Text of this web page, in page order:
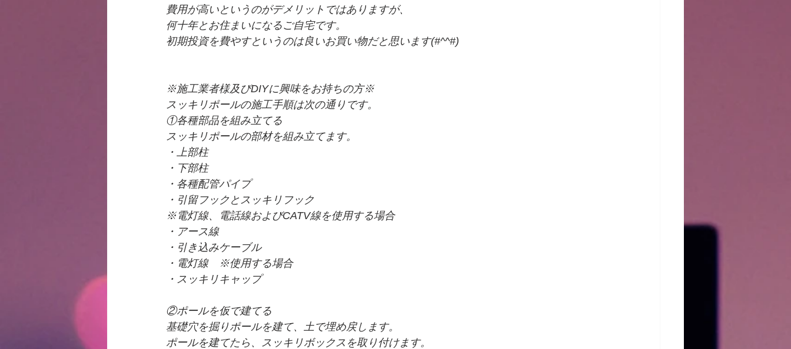
費用が高いというのがデメリットではありますが、
何十年とお住まいになるご自宅です。
初期投資を費やすというのは良いお買い物だと思います(#^^#)
※施工業者様及びDIYに興味をお持ちの方※
スッキリポールの施工手順は次の通りです。
①各種部品を組み立てる
スッキリポールの部材を組み立てます。
・上部柱
・下部柱
・各種配管パイプ
・引留フックとスッキリフック
※電灯線、電話線およびCATV線を使用する場合
・アース線
・引き込みケーブル
・電灯線　※使用する場合
・スッキリキャップ
②ポールを仮で建てる
基礎穴を掘りポールを建て、土で埋め戻します。
ポールを建てたら、スッキリボックスを取り付けます。